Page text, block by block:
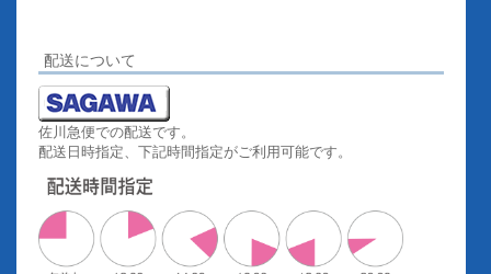
配送について
佐川急便での配送です。
配送日時指定、下記時間指定がご利用可能です。